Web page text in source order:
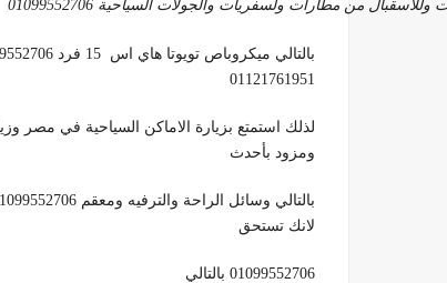
01121761951
ومزود بأحدث
لانك تستحق
01099552706 بالتالي